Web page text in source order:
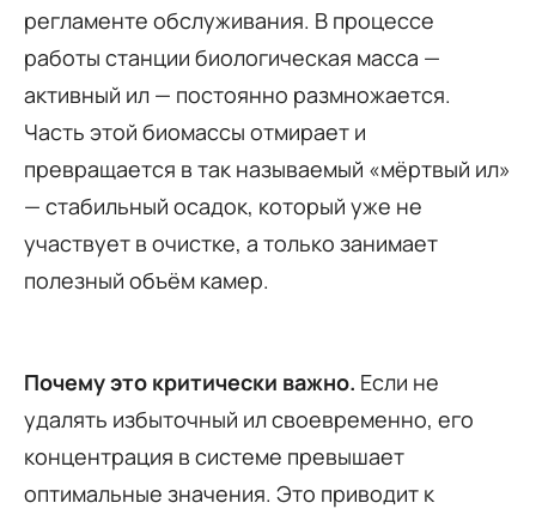
регламенте обслуживания. В процессе
работы станции биологическая масса —
активный ил — постоянно размножается.
Часть этой биомассы отмирает и
превращается в так называемый «мёртвый ил»
— стабильный осадок, который уже не
участвует в очистке, а только занимает
полезный объём камер.
Почему это критически важно. Если не
удалять избыточный ил своевременно, его
концентрация в системе превышает
оптимальные значения. Это приводит к